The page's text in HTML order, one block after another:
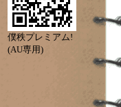
僕秩プレミアム!
(AU専用)